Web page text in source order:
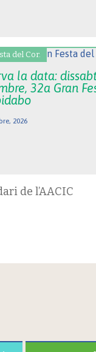
del Cor.
la data:
32a Gran
2026
de l’AACIC